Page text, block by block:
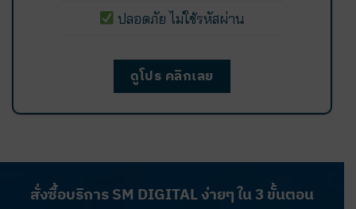
ปลอดภัย ไม่ใช้รหัสผ่าน
ดูโปร คลิกเลย
สั่งซื้อบริการ SM DIGITAL ง่ายๆ ใน 3 ขั้นตอน